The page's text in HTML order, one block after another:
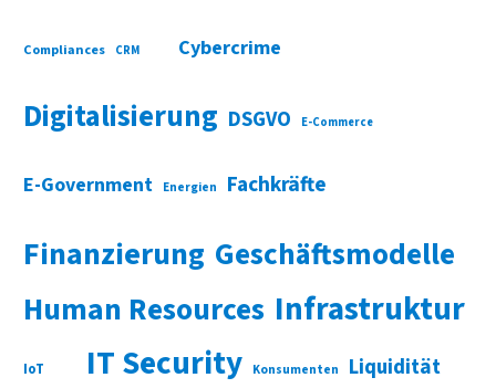
Compliances CRM Cybercrime
Digitalisierung DSGVO E-Commerce
E-Government Energien Fachkräfte
Finanzierung Geschäftsmodelle
Human Resources Infrastruktur
IoT IT Security Konsumenten Liquidität